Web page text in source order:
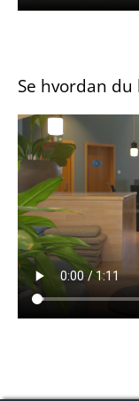
Se hvordan